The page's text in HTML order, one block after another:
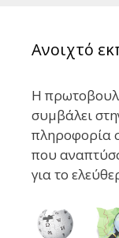
Ανοιχτό
Η
συμβάλει
πληροφορία
που
για το